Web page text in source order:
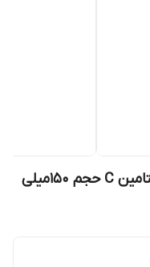
ژل لایه بردار پرایم (پریم) دارای ویتامین C حجم 150میلی